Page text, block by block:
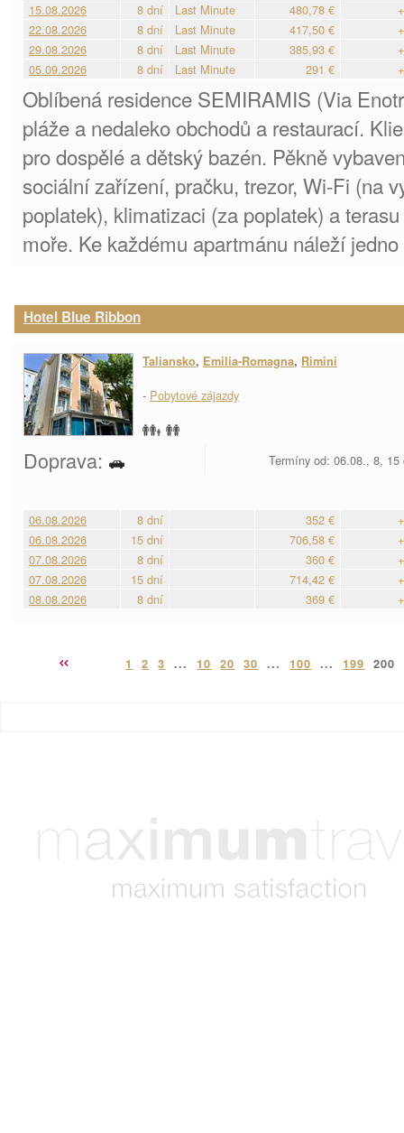
15.08.2026
8 dní Last Minute 480,78 €
22.08.2026
8 dní Last Minute 417,50 €
29.08.2026
8 dní Last Minute 385,93 €
05.09.2026
8 dní Last Minute 291 €
Oblíbená residence SEMIRAMIS (Via
pláže a nedaleko obchodů a restaurací.
pro dospělé a dětský bazén. Pěkně
sociální zařízení, pračku, trezor, Wi-Fi (na
poplatek), klimatizaci (za poplatek) a
moře. Ke každému apartmánu náleží
Hotel Blue Ribbon
Taliansko, Emilia-Romagna, Rimini
- Pobytové zájazdy
Doprava: Termíny od: 06.08., 8, 15
06.08.2026 8 dní 352 €
06.08.2026
15 dní 706,58 €
07.08.2026
8 dní 360 €
07.08.2026
15 dní 714,42 €
08.08.2026
8 dní 369 €
1 2 3 ... 10 20 30 ... 100 ... 199 200